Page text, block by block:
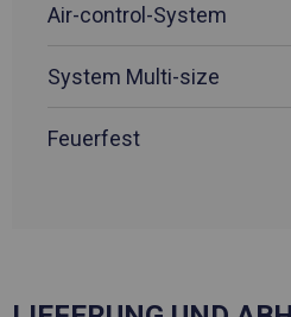
Air-control-System
System Multi-size
Feuerfest